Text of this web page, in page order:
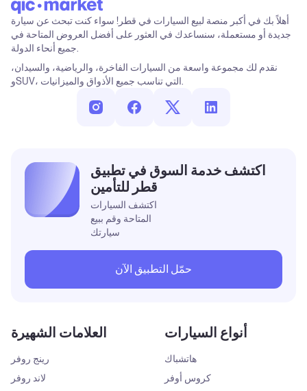
أهلاً بك في أكبر منصة لبيع السيارات في قطر! سواء كنت تبحث عن سيارة
جديدة أو مستعملة، سنساعدك في العثور على أفضل العروض المتاحة في
نقدم لك مجموعة واسعة من السيارات الفاخرة، والرياضية، والسيدان،
العلامات الشهيرة
رينج روفر
لاند روفر
أنواع السيارات
هاتشباك
كروس أوفر
اكتشف خدمة السوق في تطبيق
قطر للتأمين
اكتشف السيارات
المتاحة وقم ببيع
سيارتك
حمّل التطبيق الآن